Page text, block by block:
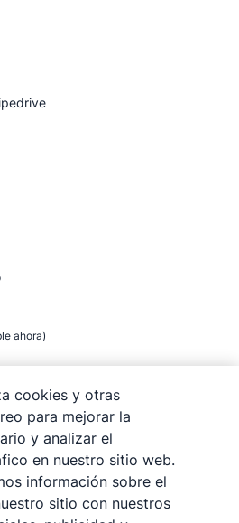
ahora)
cookies y otras
para mejorar la
y analizar el
en nuestro sitio web.
información sobre el
sitio con nuestros